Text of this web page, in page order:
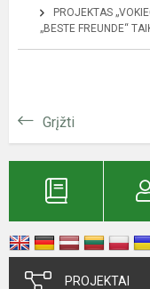
PROJEKTAS
„BESTE FREUNDE“
Grįžti
PROJEKTAI